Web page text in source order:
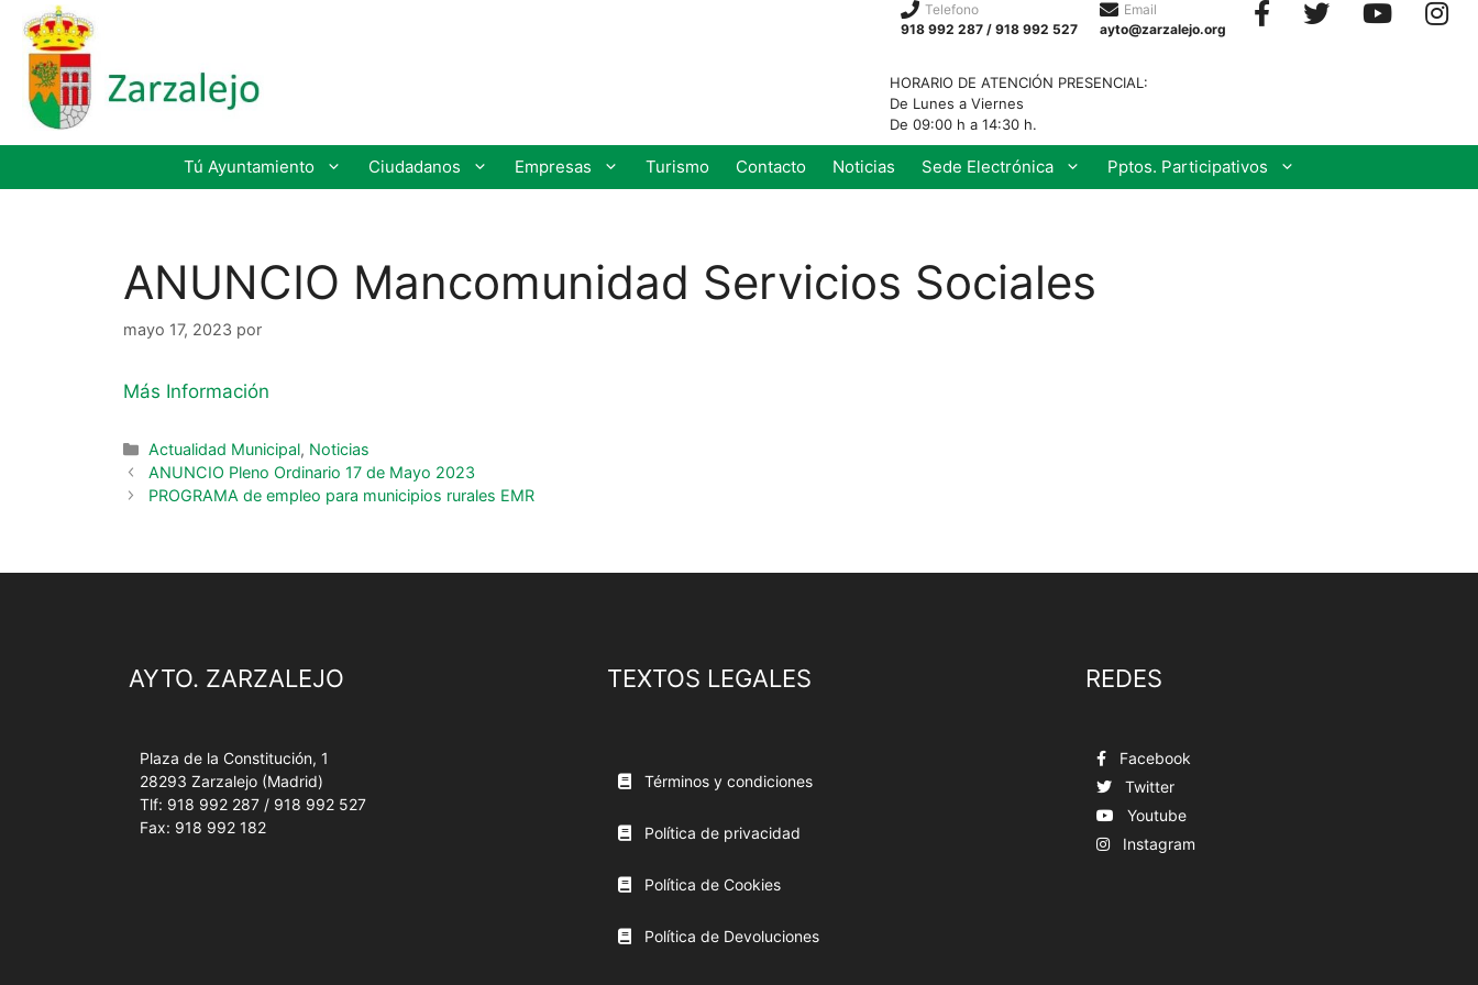
Telefono
918 992 287 / 918 992 527
Email
ayto@zarzalejo.org
HORARIO DE ATENCIÓN PRESENCIAL:
De Lunes a Viernes
De 09:00 h a 14:30 h.
Tú Ayuntamiento Ciudadanos Empresas Turismo Contacto Noticias Sede Electrónica Pptos. Participativos
ANUNCIO Mancomunidad Servicios Sociales
mayo 17, 2023 por
Más Información
Actualidad Municipal, Noticias
ANUNCIO Pleno Ordinario 17 de Mayo 2023
PROGRAMA de empleo para municipios rurales EMR
AYTO. ZARZALEJO
Plaza de la Constitución, 1
28293 Zarzalejo (Madrid)
Tlf: 918 992 287 / 918 992 527
Fax: 918 992 182
TEXTOS LEGALES
Términos y condiciones
Política de privacidad
Política de Cookies
Política de Devoluciones
REDES
Facebook
Twitter
Youtube
Instagram